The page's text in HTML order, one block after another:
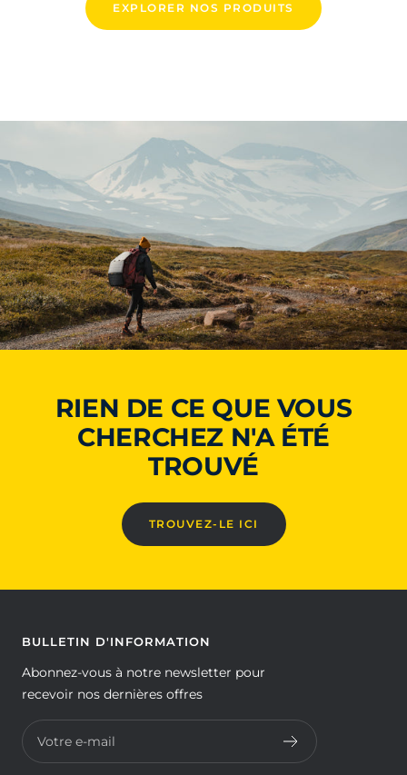
EXPLORER NOS PRODUITS
RIEN DE CE QUE VOUS
CHERCHEZ N'A ÉTÉ
TROUVÉ
TROUVEZ-LE ICI
BULLETIN D'INFORMATION
Abonnez-vous à notre newsletter pour
recevoir nos dernières offres
Votre e-mail